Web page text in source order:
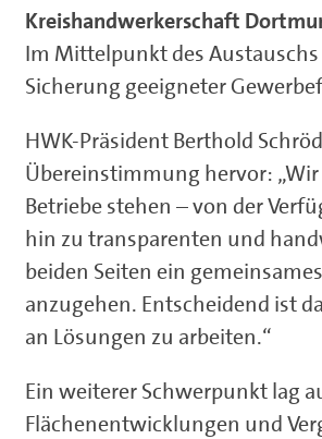
Kreishandwerkerschaft
Im Mittelpunkt des
Sicherung geeigneter
HWK-Präsident Berthold
Übereinstimmung hervor:
Betriebe stehen – von der
hin zu transparenten und
beiden Seiten ein
anzugehen. Entscheidend ist
an Lösungen zu arbeiten.“
Ein weiterer Schwerpunkt lag
Flächenentwicklungen und